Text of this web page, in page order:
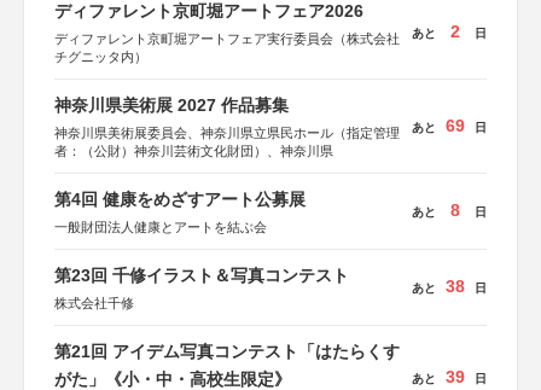
ディファレント京町堀アートフェア2026
ディファレント京町堀アートフェア実行委員会（株式会社
チグニッタ内）
あと 2 日
神奈川県美術展 2027 作品募集
神奈川県美術展委員会、神奈川県立県民ホール（指定管理
者：（公財）神奈川芸術文化財団）、神奈川県
あと 69 日
第4回 健康をめざすアート公募展
一般財団法人健康とアートを結ぶ会
あと 8 日
第23回 千修イラスト＆写真コンテスト
株式会社千修
あと 38 日
第21回 アイデム写真コンテスト「はたらくす
がた」《小・中・高校生限定》
あと 39 日